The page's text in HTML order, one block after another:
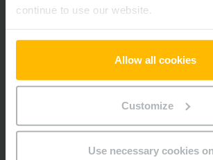
continue to use our website.
Allow all cookies
Customize
Use necessary cookies
IN DEN WARENKORB